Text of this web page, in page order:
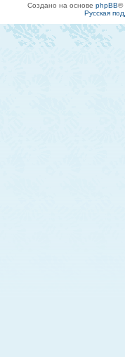
Создано на основе phpBB®
Русская